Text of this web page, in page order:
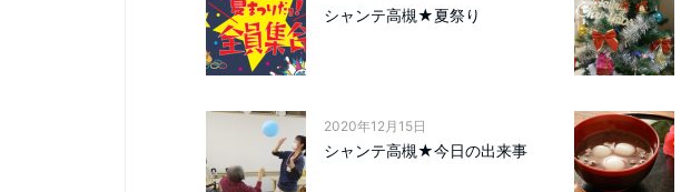
シャンテ高槻★夏祭り
2020年12月15日
シャンテ高槻★今日の出来事